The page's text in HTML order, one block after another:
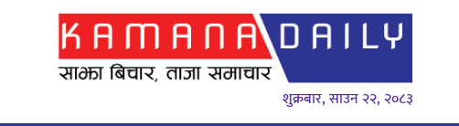
गृहपृष्ठ
शुक्रबार, साउन २२, २०८३